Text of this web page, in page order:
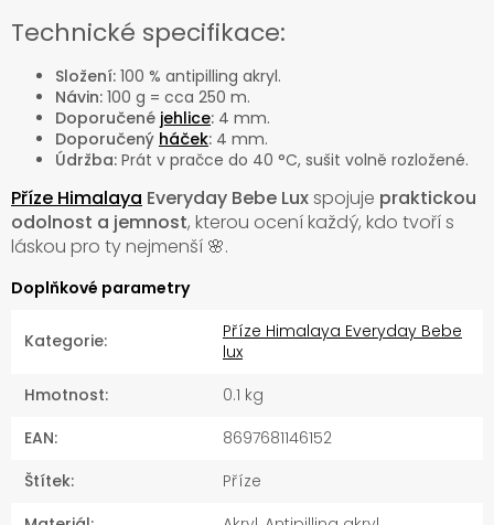
Technické specifikace:
Složení: 100 % antipilling akryl.
Návin: 100 g = cca 250 m.
Doporučené jehlice: 4 mm.
Doporučený háček: 4 mm.
Údržba: Prát v pračce do 40 °C, sušit volně rozložené.
Příze Himalaya Everyday Bebe Luxspojuje praktickou
odolnost a jemnost, kterou ocení každý, kdo tvoří s
láskou pro ty nejmenší 🌸.
Doplňkové parametry
Kategorie:
Příze Himalaya Everyday Bebe
lux
Hmotnost:
0.1 kg
EAN:
8697681146152
Štítek:
Příze